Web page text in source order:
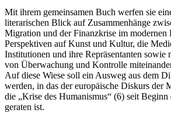
Mit ihrem gemeinsamen Buch werfen sie
literarischen Blick auf Zusammenhänge
Migration und der Finanzkrise im modernen
Perspektiven auf Kunst und Kultur, die
Institutionen und ihre Repräsentanten sowie
von Überwachung und Kontrolle
Auf diese Wiese soll ein Ausweg aus dem
werden, in das der europäische Diskurs der
die „Krise des Humanismus“ (6) seit Beginn
geraten ist.